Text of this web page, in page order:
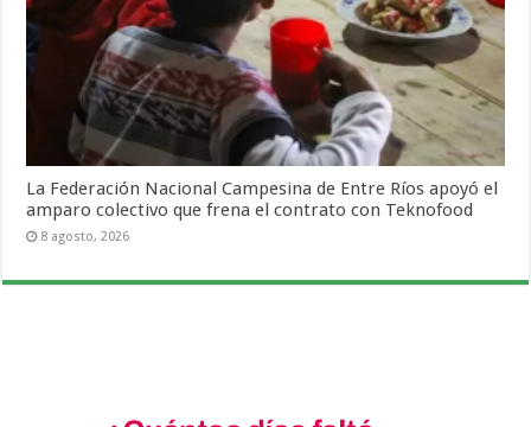
La Federación Nacional Campesina de Entre Ríos apoyó el
amparo colectivo que frena el contrato con Teknofood
8 agosto, 2026